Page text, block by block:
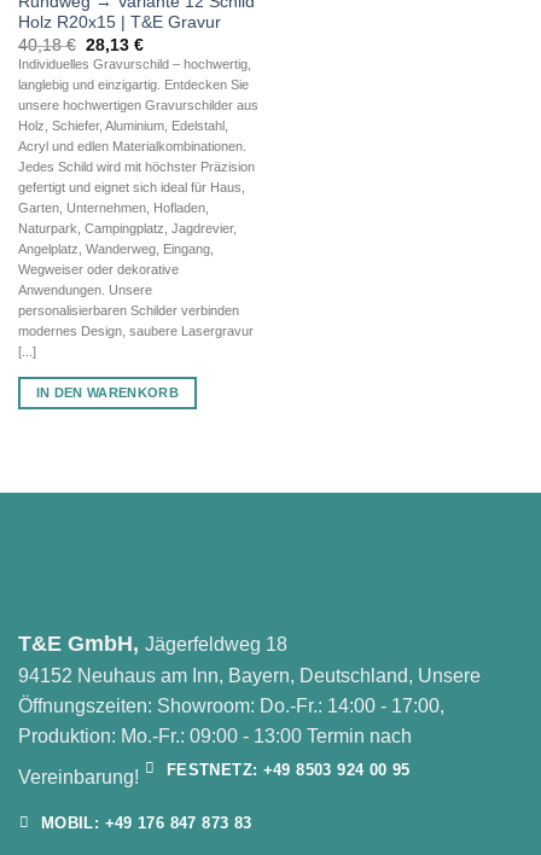
Holz R20x15 | T&E Gravur
40,18€ Ursprünglicher
Preis
war:
40,18 €
28,13 €Aktueller
Preis
ist:
28,13 €.
Individuelles Gravurschild – hochwertig,
langlebig und einzigartig. Entdecken Sie
unsere hochwertigen Gravurschilder aus
Holz, Schiefer, Aluminium, Edelstahl,
Acryl und edlen Materialkombinationen.
Jedes Schild wird mit höchster Präzision
gefertigt und eignet sich ideal für Haus,
Garten, Unternehmen, Hofladen,
Naturpark, Campingplatz, Jagdrevier,
Angelplatz, Wanderweg, Eingang,
Wegweiser oder dekorative
Anwendungen. Unsere
personalisierbaren Schilder verbinden
modernes Design, saubere Lasergravur
[...]
IN DEN WARENKORB
T&E GmbH, Jägerfeldweg 18
94152 Neuhaus am Inn, Bayern, Deutschland, Unsere
Öffnungszeiten: Showroom: Do.-Fr.: 14:00 - 17:00,
Produktion: Mo.-Fr.: 09:00 - 13:00 Termin nach
Vereinbarung!
FESTNETZ: +49 8503 924 00 95
MOBIL: +49 176 847 873 83